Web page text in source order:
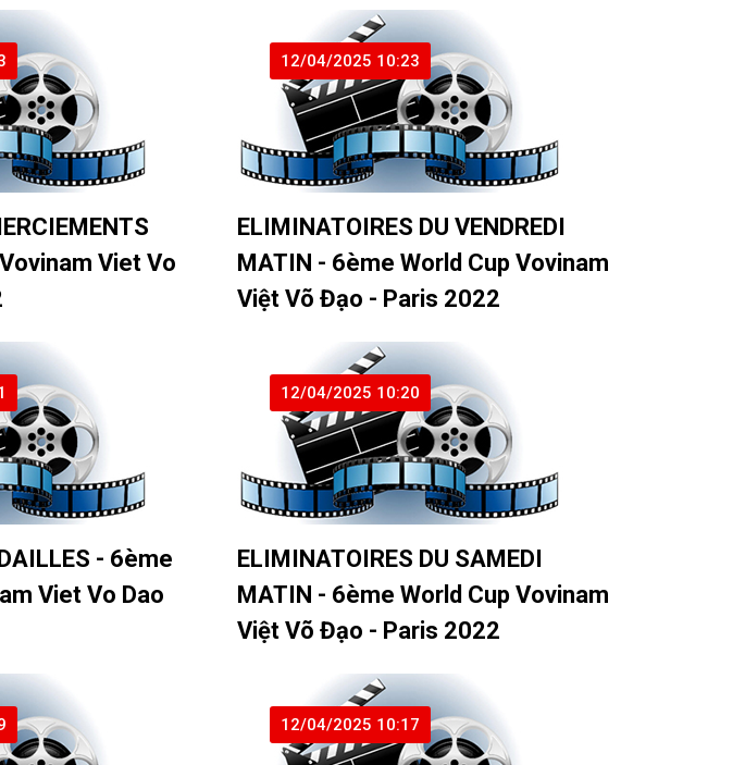
Viet Vo
12/04/2025 10:23
ELIMINATOIRES DU VENDREDI
MATIN - 6ème World Cup Vovinam
Việt Võ Đạo - Paris 2022
- 6ème
Viet Vo Dao
12/04/2025 10:20
ELIMINATOIRES DU SAMEDI
MATIN - 6ème World Cup Vovinam
Việt Võ Đạo - Paris 2022
12/04/2025 10:17